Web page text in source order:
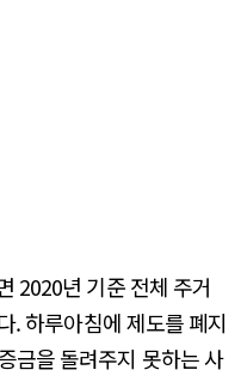
2020년 기준 전체 주거
. 하루아침에 제도를 폐지
금을 돌려주지 못하는 사